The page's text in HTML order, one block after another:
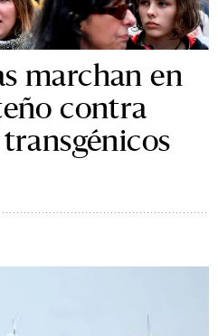
marchan en
contra